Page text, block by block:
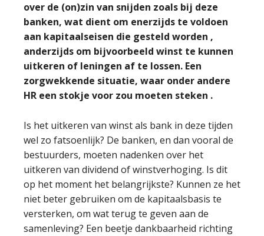
over de (on)zin van snijden zoals bij deze
banken, wat dient om enerzijds te voldoen
aan kapitaalseisen die gesteld worden ,
anderzijds om bijvoorbeeld winst te kunnen
uitkeren of leningen af te lossen. Een
zorgwekkende situatie, waar onder andere
HR een stokje voor zou moeten steken .
Is het uitkeren van winst als bank in deze tijden
wel zo fatsoenlijk? De banken, en dan vooral de
bestuurders, moeten nadenken over het
uitkeren van dividend of winstverhoging. Is dit
op het moment het belangrijkste? Kunnen ze het
niet beter gebruiken om de kapitaalsbasis te
versterken, om wat terug te geven aan de
samenleving? Een beetje dankbaarheid richting